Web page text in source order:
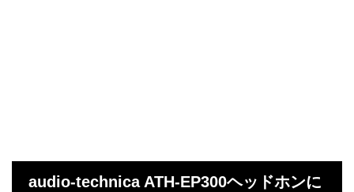
audio-technica ATH-EP300ヘッドホンに